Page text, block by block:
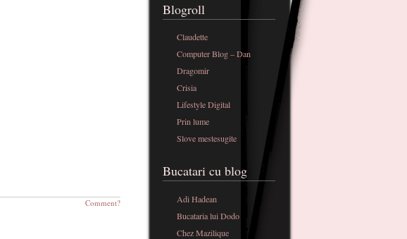
Comment?
Blogroll
Claudette
Computer Blog – Dan
Dragomir
Crisia
Lifestyle Digital
Prin lume
Slove mestesugite
Bucatari cu blog
Adi Hadean
Bucataria lui Dodo
Chez Mazilique